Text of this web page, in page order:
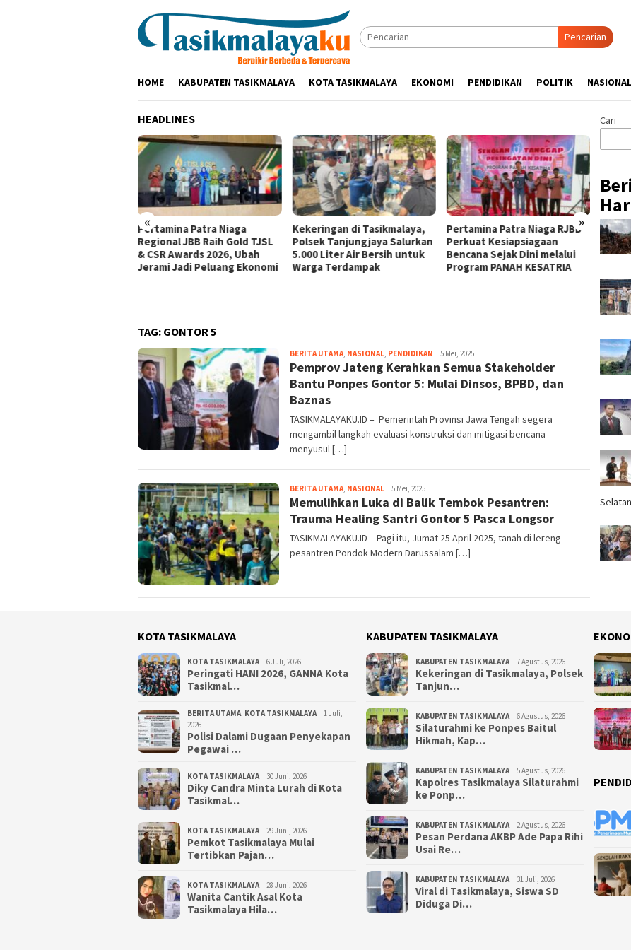
Pencarian
HOME KABUPATEN TASIKMALAYA KOTA TASIKMALAYA EKONOMI PENDIDIKAN POLITIK NASIONAL
HEADLINES
« »
Pertamina Patra Niaga
Regional JBB Raih Gold TJSL
& CSR Awards 2026, Ubah
Jerami Jadi Peluang Ekonomi
Kekeringan di Tasikmalaya,
Polsek Tanjungjaya Salurkan
5.000 Liter Air Bersih untuk
Warga Terdampak
Pertamina Patra Niaga RJBB
Perkuat Kesiapsiagaan
Bencana Sejak Dini melalui
Program PANAH KESATRIA
TAG: GONTOR 5
BERITA UTAMA, NASIONAL, PENDIDIKAN Tim
Redaksi
5 Mei, 2025
Pemprov Jateng Kerahkan Semua Stakeholder
Bantu Ponpes Gontor 5: Mulai Dinsos, BPBD, dan
Baznas
TASIKMALAYAKU.ID – Pemerintah Provinsi Jawa Tengah segera
mengambil langkah evaluasi konstruksi dan mitigasi bencana
menyusul […]
BERITA UTAMA, NASIONAL Tim
Redaksi
5 Mei, 2025
Memulihkan Luka di Balik Tembok Pesantren:
Trauma Healing Santri Gontor 5 Pasca Longsor
TASIKMALAYAKU.ID – Pagi itu, Jumat 25 April 2025, tanah di lereng
pesantren Pondok Modern Darussalam […]
Cari
Selatan
KOTA TASIKMALAYA
KOTA TASIKMALAYA 6 Juli, 2026
Peringati HANI 2026, GANNA Kota
Tasikmal…
BERITA UTAMA, KOTA TASIKMALAYA
1 Juli,
2026
Polisi Dalami Dugaan Penyekapan
Pegawai …
KOTA TASIKMALAYA 30 Juni, 2026
Diky Candra Minta Lurah di Kota
Tasikmal…
KOTA TASIKMALAYA 29 Juni, 2026
Pemkot Tasikmalaya Mulai
Tertibkan Pajan…
KOTA TASIKMALAYA 28 Juni, 2026
Wanita Cantik Asal Kota
Tasikmalaya Hila…
KABUPATEN TASIKMALAYA
KABUPATEN TASIKMALAYA 7 Agustus, 2026
Kekeringan di Tasikmalaya, Polsek
Tanjun…
KABUPATEN TASIKMALAYA 6 Agustus, 2026
Silaturahmi ke Ponpes Baitul
Hikmah, Kap…
KABUPATEN TASIKMALAYA 5 Agustus, 2026
Kapolres Tasikmalaya Silaturahmi
ke Ponp…
KABUPATEN TASIKMALAYA 2 Agustus, 2026
Pesan Perdana AKBP Ade Papa Rihi
Usai Re…
KABUPATEN TASIKMALAYA 31 Juli, 2026
Viral di Tasikmalaya, Siswa SD
Diduga Di…